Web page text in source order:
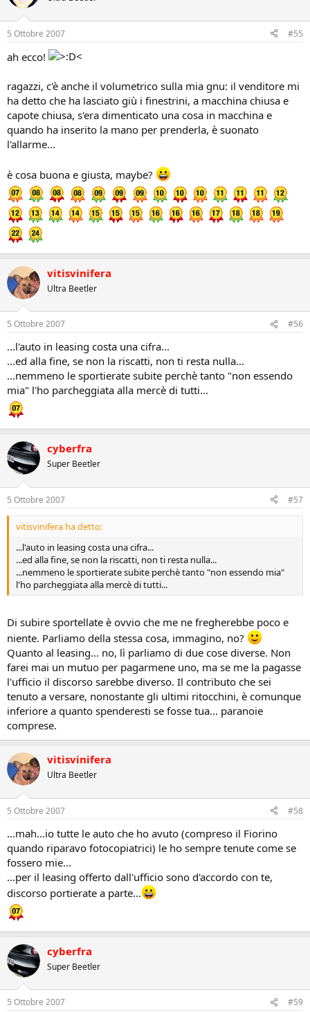
5 Ottobre 2007 #55
ah ecco!
ragazzi, c'è anche il volumetrico sulla mia gnu: il venditore mi
ha detto che ha lasciato giù i finestrini, a macchina chiusa e
capote chiusa, s'era dimenticato una cosa in macchina e
quando ha inserito la mano per prenderla, è suonato
l'allarme...
è cosa buona e giusta, maybe?
vitisvinifera
Ultra Beetler
5 Ottobre 2007 #56
...l'auto in leasing costa una cifra...
...ed alla fine, se non la riscatti, non ti resta nulla...
...nemmeno le sportierate subite perchè tanto "non essendo
mia" l'ho parcheggiata alla mercè di tutti...
cyberfra
Super Beetler
5 Ottobre 2007 #57
vitisvinifera ha detto:
...l'auto in leasing costa una cifra...
...ed alla fine, se non la riscatti, non ti resta nulla...
...nemmeno le sportierate subite perchè tanto "non essendo mia"
l'ho parcheggiata alla mercè di tutti...
Di subire sportellate è ovvio che me ne fregherebbe poco e
niente. Parliamo della stessa cosa, immagino, no?
Quanto al leasing... no, lì parliamo di due cose diverse. Non
farei mai un mutuo per pagarmene uno, ma se me la pagasse
l'ufficio il discorso sarebbe diverso. Il contributo che sei
tenuto a versare, nonostante gli ultimi ritocchini, è comunque
inferiore a quanto spenderesti se fosse tua... paranoie
comprese.
vitisvinifera
Ultra Beetler
5 Ottobre 2007 #58
...mah...io tutte le auto che ho avuto (compreso il Fiorino
quando riparavo fotocopiatrici) le ho sempre tenute come se
fossero mie...
...per il leasing offerto dall'ufficio sono d'accordo con te,
discorso portierate a parte...
cyberfra
Super Beetler
5 Ottobre 2007 #59